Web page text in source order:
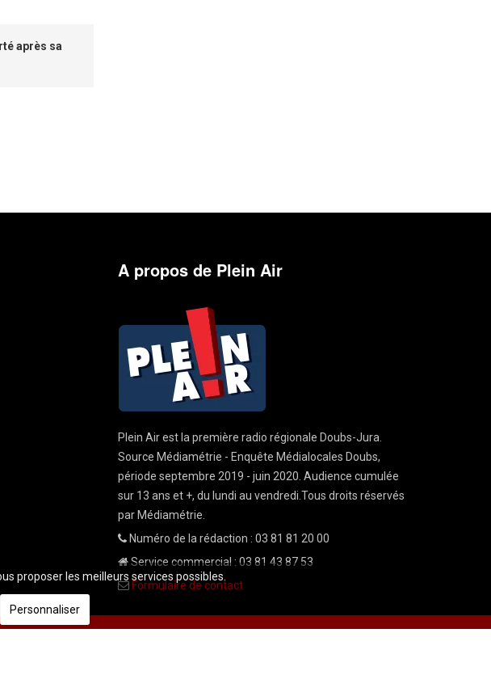
après sa
A propos de Plein Air
Plein Air est la première radio régionale Doubs-Jura.
Source Médiamétrie - Enquête Médialocales Doubs,
période septembre 2019 - juin 2020. Audience cumulée
sur 13 ans et +, du lundi au vendredi.Tous droits réservés
par Médiamétrie.
Numéro de la rédaction : 03 81 81 20 00
Service commercial : 03 81 43 87 53
Formulaire de contact
proposer les meilleurs services possibles.
Personnaliser